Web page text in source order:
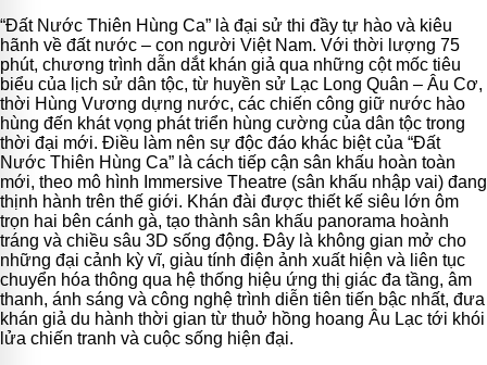
“Đất Nước Thiên Hùng Ca” là đại sử thi đầy tự hào và kiêu
hãnh về đất nước – con người Việt Nam. Với thời lượng 75
phút, chương trình dẫn dắt khán giả qua những cột mốc tiêu
biểu của lịch sử dân tộc, từ huyền sử Lạc Long Quân – Âu Cơ,
thời Hùng Vương dựng nước, các chiến công giữ nước hào
hùng đến khát vọng phát triển hùng cường của dân tộc trong
thời đại mới. Điều làm nên sự độc đáo khác biệt của “Đất
Nước Thiên Hùng Ca” là cách tiếp cận sân khấu hoàn toàn
mới, theo mô hình Immersive Theatre (sân khấu nhập vai) đang
thịnh hành trên thế giới. Khán đài được thiết kế siêu lớn ôm
trọn hai bên cánh gà, tạo thành sân khấu panorama hoành
tráng và chiều sâu 3D sống động. Đây là không gian mở cho
những đại cảnh kỳ vĩ, giàu tính điện ảnh xuất hiện và liên tục
chuyển hóa thông qua hệ thống hiệu ứng thị giác đa tầng, âm
thanh, ánh sáng và công nghệ trình diễn tiên tiến bậc nhất, đưa
khán giả du hành thời gian từ thuở hồng hoang Âu Lạc tới khói
lửa chiến tranh và cuộc sống hiện đại.